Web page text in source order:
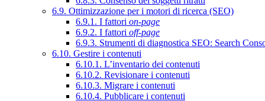
6.9. Ottimizzazione per i motori di ricerca (SEO)
6.9.1. I fattori on-page
6.9.2. I fattori off-page
6.9.3. Strumenti di diagnostica SEO: Search
6.10. Gestire i contenuti
6.10.1. L’inventario dei contenuti
6.10.2. Revisionare i contenuti
6.10.3. Migrare i contenuti
6.10.4. Pubblicare i contenuti